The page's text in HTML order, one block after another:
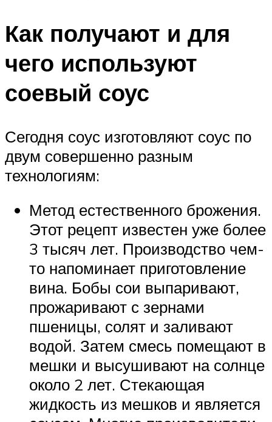
Как получают и для
чего используют
соевый соус
Сегодня соус изготовляют соус по
двум совершенно разным
технологиям:
Метод естественного брожения.
Этот рецепт известен уже более
3 тысяч лет. Производство чем-
то напоминает приготовление
вина. Бобы сои выпаривают,
прожаривают с зернами
пшеницы, солят и заливают
водой. Затем смесь помещают в
мешки и высушивают на солнце
около 2 лет. Стекающая
жидкость из мешков и является